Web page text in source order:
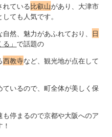
れている比叡山があり、大津市
ても人気です。
然、魅力があふれており、 日
」 で話題の
西教寺など、観光地が点在して
いるので、町全体が美しく保
停まるので京都や大阪へのア